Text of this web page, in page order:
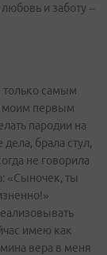
и заботу –
только самым
моим первым
пародии на
брала стул,
не говорила
«Сыночек, ты
имею как
вера в меня